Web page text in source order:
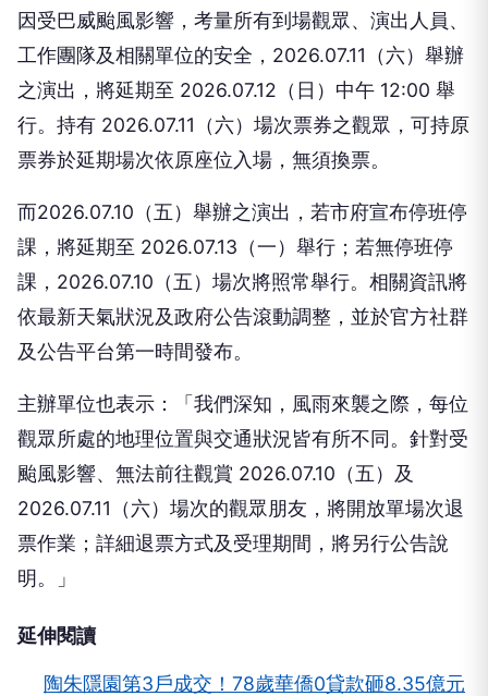
因受巴威颱風影響，考量所有到場觀眾、演出人員、
工作團隊及相關單位的安全，2026.07.11（六）舉辦
之演出，將延期至 2026.07.12（日）中午 12:00 舉
行。持有 2026.07.11（六）場次票券之觀眾，可持原
票券於延期場次依原座位入場，無須換票。
而2026.07.10（五）舉辦之演出，若市府宣布停班停
課，將延期至 2026.07.13（一）舉行；若無停班停
課，2026.07.10（五）場次將照常舉行。相關資訊將
依最新天氣狀況及政府公告滾動調整，並於官方社群
及公告平台第一時間發布。
主辦單位也表示：「我們深知，風雨來襲之際，每位
觀眾所處的地理位置與交通狀況皆有所不同。針對受
颱風影響、無法前往觀賞 2026.07.10（五）及
2026.07.11（六）場次的觀眾朋友，將開放單場次退
票作業；詳細退票方式及受理期間，將另行公告說
明。」
延伸閱讀
陶朱隱園第3戶成交！78歲華僑0貸款砸8.35億元